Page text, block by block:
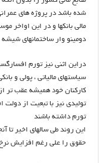
شده باشد در پروژه های
مالی بانکها و در این اواخر
دومینو وار ساختمانهای
دراین اثنی نیز تورم
سیاستهای مالیاتی ، پولی و
کارکنان خود همیشه عقب تر از
تولیدی نیز با تبعیت از دولت
تورم داشته باشند
این روند طی سالهای اخیر تا
حقوق را علی رغم افزایش